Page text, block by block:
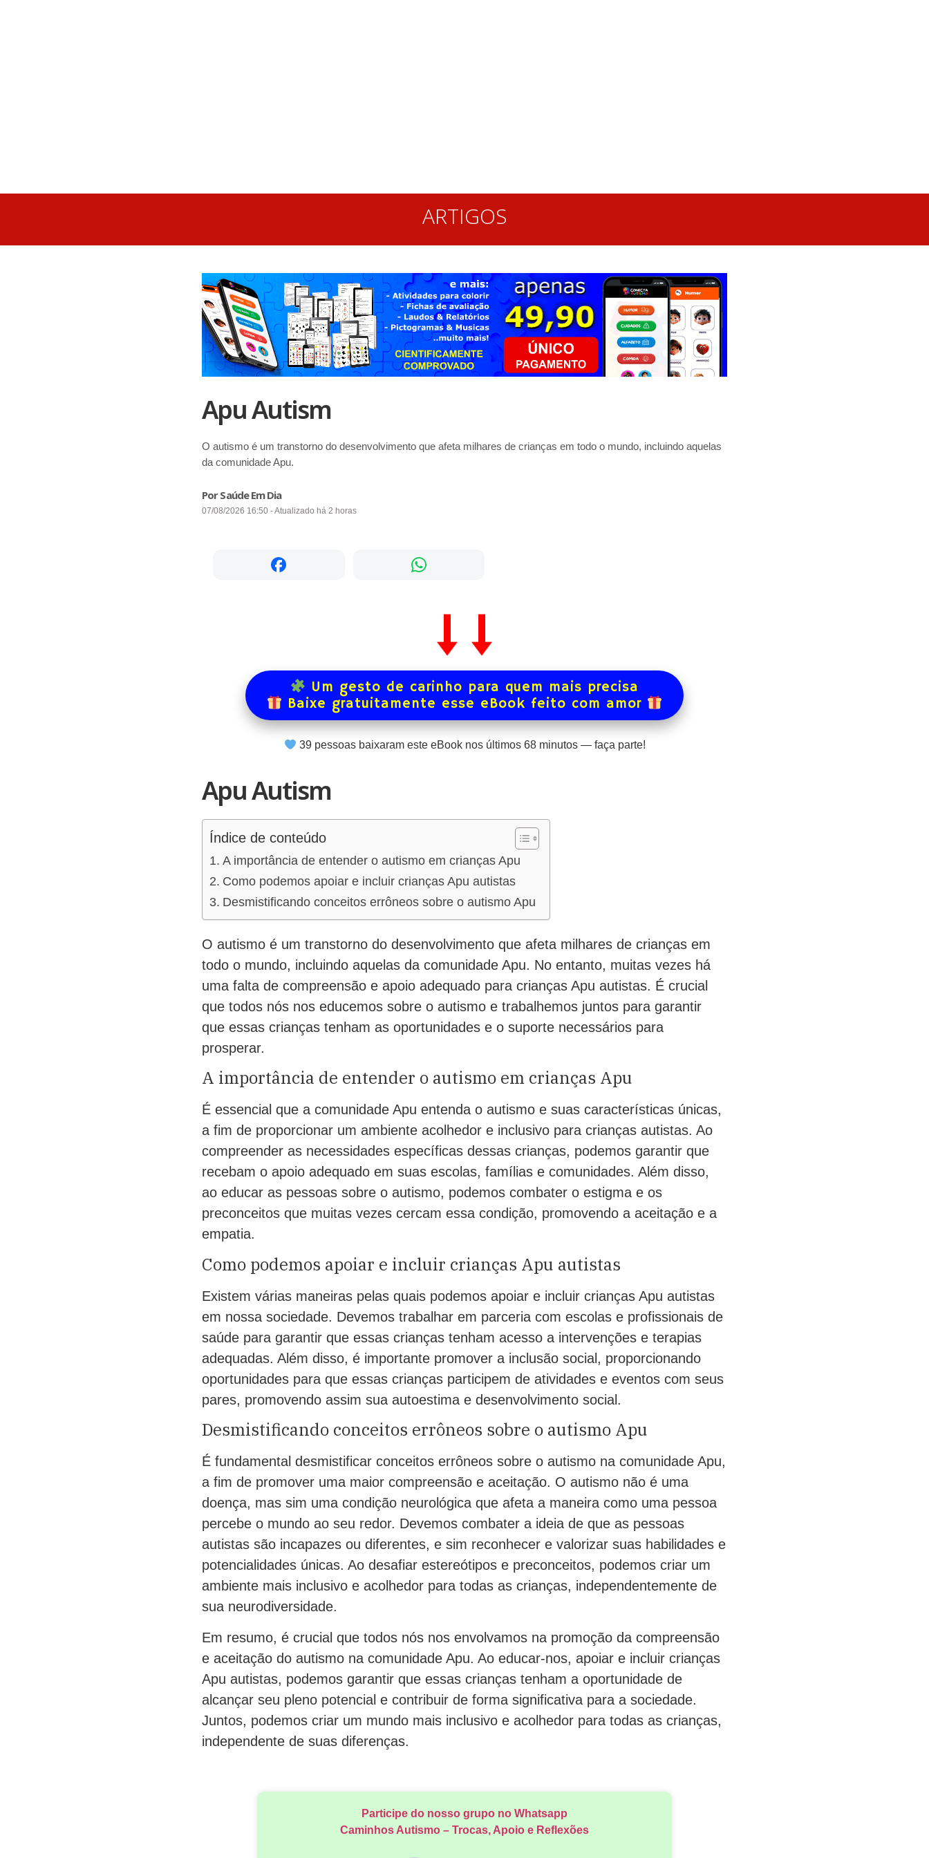
ARTIGOS
Apu Autism
O autismo é um transtorno do desenvolvimento que afeta milhares de crianças em todo o mundo, incluindo aquelas
da comunidade Apu.
Por Saúde Em Dia
07/08/2026 16:50 - Atualizado há 2 horas
Um gesto de carinho para quem mais precisa
Baixe gratuitamente esse eBook feito com amor
39pessoas baixaram este eBook nos últimos 68minutos — faça parte!
Apu Autism
Índice de conteúdo
A importância de entender o autismo em crianças Apu
Como podemos apoiar e incluir crianças Apu autistas
Desmistificando conceitos errôneos sobre o autismo Apu
O autismo é um transtorno do desenvolvimento que afeta milhares de crianças em
todo o mundo, incluindo aquelas da comunidade Apu. No entanto, muitas vezes há
uma falta de compreensão e apoio adequado para crianças Apu autistas. É crucial
que todos nós nos educemos sobre o autismo e trabalhemos juntos para garantir
que essas crianças tenham as oportunidades e o suporte necessários para
prosperar.
A importância de entender o autismo em crianças Apu
É essencial que a comunidade Apu entenda o autismo e suas características únicas,
a fim de proporcionar um ambiente acolhedor e inclusivo para crianças autistas. Ao
compreender as necessidades específicas dessas crianças, podemos garantir que
recebam o apoio adequado em suas escolas, famílias e comunidades. Além disso,
ao educar as pessoas sobre o autismo, podemos combater o estigma e os
preconceitos que muitas vezes cercam essa condição, promovendo a aceitação e a
empatia.
Como podemos apoiar e incluir crianças Apu autistas
Existem várias maneiras pelas quais podemos apoiar e incluir crianças Apu autistas
em nossa sociedade. Devemos trabalhar em parceria com escolas e profissionais de
saúde para garantir que essas crianças tenham acesso a intervenções e terapias
adequadas. Além disso, é importante promover a inclusão social, proporcionando
oportunidades para que essas crianças participem de atividades e eventos com seus
pares, promovendo assim sua autoestima e desenvolvimento social.
Desmistificando conceitos errôneos sobre o autismo Apu
É fundamental desmistificar conceitos errôneos sobre o autismo na comunidade Apu,
a fim de promover uma maior compreensão e aceitação. O autismo não é uma
doença, mas sim uma condição neurológica que afeta a maneira como uma pessoa
percebe o mundo ao seu redor. Devemos combater a ideia de que as pessoas
autistas são incapazes ou diferentes, e sim reconhecer e valorizar suas habilidades e
potencialidades únicas. Ao desafiar estereótipos e preconceitos, podemos criar um
ambiente mais inclusivo e acolhedor para todas as crianças, independentemente de
sua neurodiversidade.
Em resumo, é crucial que todos nós nos envolvamos na promoção da compreensão
e aceitação do autismo na comunidade Apu. Ao educar-nos, apoiar e incluir crianças
Apu autistas, podemos garantir que essas crianças tenham a oportunidade de
alcançar seu pleno potencial e contribuir de forma significativa para a sociedade.
Juntos, podemos criar um mundo mais inclusivo e acolhedor para todas as crianças,
independente de suas diferenças.
Participe do nosso grupo no Whatsapp
Caminhos Autismo – Trocas, Apoio e Reflexões